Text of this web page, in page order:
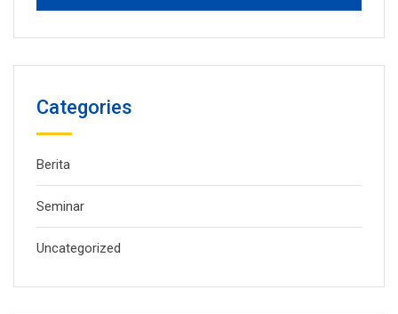
Categories
Berita
Seminar
Uncategorized